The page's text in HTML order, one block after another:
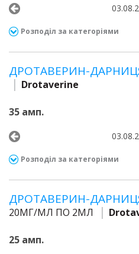
Розподіл за категоріями
ДРОТАВЕРИН-
Drotaverine
35 амп.
Розподіл за категоріями
ДРОТАВЕРИН-
20МГ/МЛ ПО 2МЛ
25 амп.